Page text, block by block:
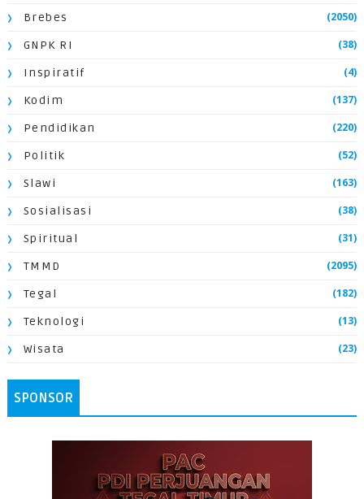
Brebes (2050)
GNPK RI (38)
Inspiratif (4)
Kodim (137)
Pendidikan (220)
Politik (52)
Slawi (163)
Sosialisasi (38)
Spiritual (31)
TMMD (2095)
Tegal (182)
Teknologi (13)
Wisata (23)
SPONSOR